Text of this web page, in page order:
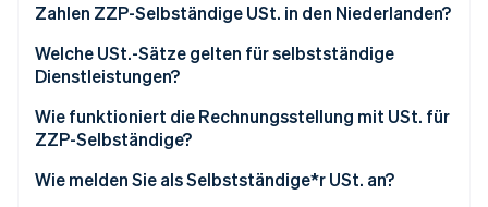
Jetzt ansehen
Zahlen ZZP-Selbständige USt. in den Niederlanden?
Welche USt.-Sätze gelten für selbstständige
Dienstleistungen?
Wie funktioniert die Rechnungsstellung mit USt. für
ZZP-Selbständige?
Wie melden Sie als Selbstständige*r USt. an?